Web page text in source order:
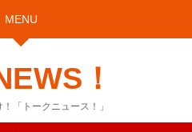
！
「トークニュース！」